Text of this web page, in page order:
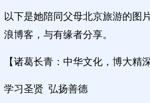
以下是她陪同父母北京旅游的图
浪博客，与有缘者分享。
【诸葛长青：中华文化，博大精深
学习圣贤 弘扬善德